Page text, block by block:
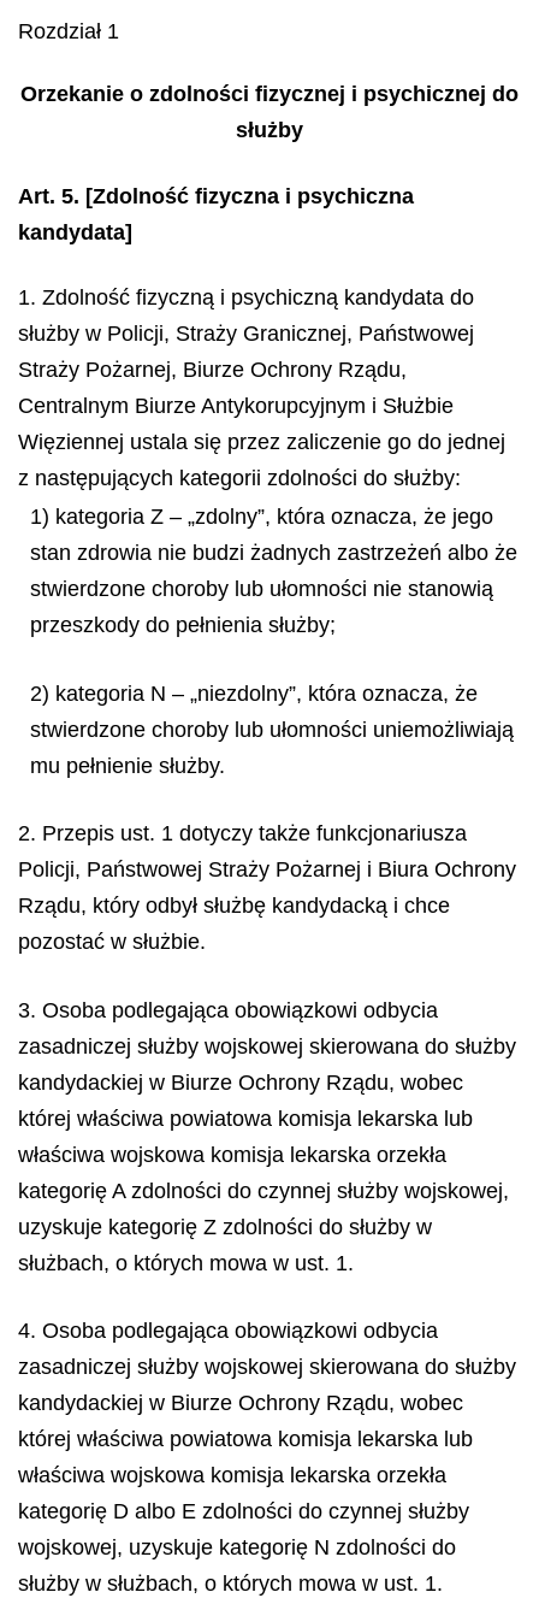
Rozdział 1
Orzekanie o zdolności fizycznej i psychicznej do
służby
Art. 5. [Zdolność fizyczna i psychiczna
kandydata]
1. Zdolność fizyczną i psychiczną kandydata do
służby w Policji, Straży Granicznej, Państwowej
Straży Pożarnej, Biurze Ochrony Rządu,
Centralnym Biurze Antykorupcyjnym i Służbie
Więziennej ustala się przez zaliczenie go do jednej
z następujących kategorii zdolności do służby:
1) kategoria Z – „zdolny”, która oznacza, że jego
stan zdrowia nie budzi żadnych zastrzeżeń albo że
stwierdzone choroby lub ułomności nie stanowią
przeszkody do pełnienia służby;
2) kategoria N – „niezdolny”, która oznacza, że
stwierdzone choroby lub ułomności uniemożliwiają
mu pełnienie służby.
2. Przepis ust. 1 dotyczy także funkcjonariusza
Policji, Państwowej Straży Pożarnej i Biura Ochrony
Rządu, który odbył służbę kandydacką i chce
pozostać w służbie.
3. Osoba podlegająca obowiązkowi odbycia
zasadniczej służby wojskowej skierowana do służby
kandydackiej w Biurze Ochrony Rządu, wobec
której właściwa powiatowa komisja lekarska lub
właściwa wojskowa komisja lekarska orzekła
kategorię A zdolności do czynnej służby wojskowej,
uzyskuje kategorię Z zdolności do służby w
służbach, o których mowa w ust. 1.
4. Osoba podlegająca obowiązkowi odbycia
zasadniczej służby wojskowej skierowana do służby
kandydackiej w Biurze Ochrony Rządu, wobec
której właściwa powiatowa komisja lekarska lub
właściwa wojskowa komisja lekarska orzekła
kategorię D albo E zdolności do czynnej służby
wojskowej, uzyskuje kategorię N zdolności do
służby w służbach, o których mowa w ust. 1.